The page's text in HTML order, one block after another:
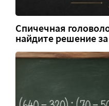
Спичечная
найдите решение